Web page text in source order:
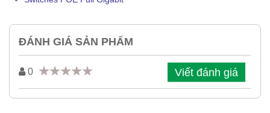
ĐÁNH GIÁ SẢN PHẨM
0 Viết đánh giá